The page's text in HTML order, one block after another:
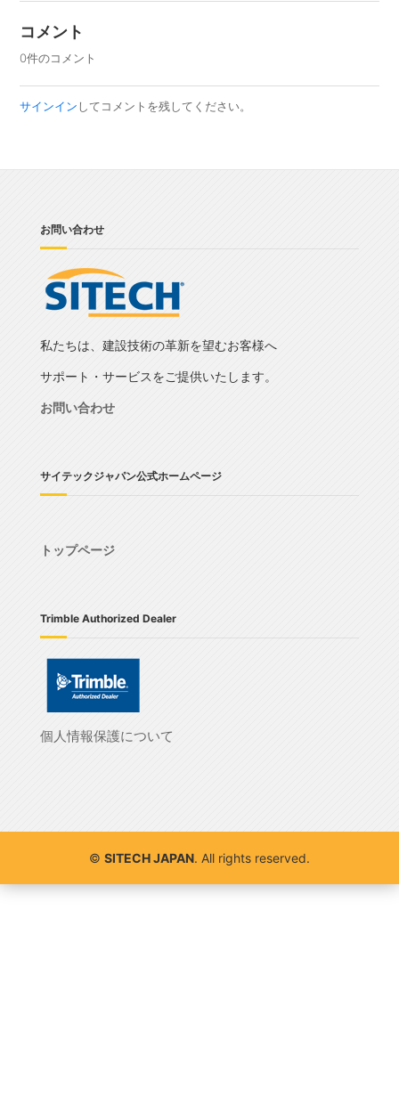
コメント
0件のコメント
サインインしてコメントを残してください。
お問い合わせ
私たちは、建設技術の革新を望むお客様へ
サポート・サービスをご提供いたします。
お問い合わせ
サイテックジャパン公式ホームページ
トップページ
Trimble Authorized Dealer
個人情報保護について
© SITECH JAPAN. All rights reserved.